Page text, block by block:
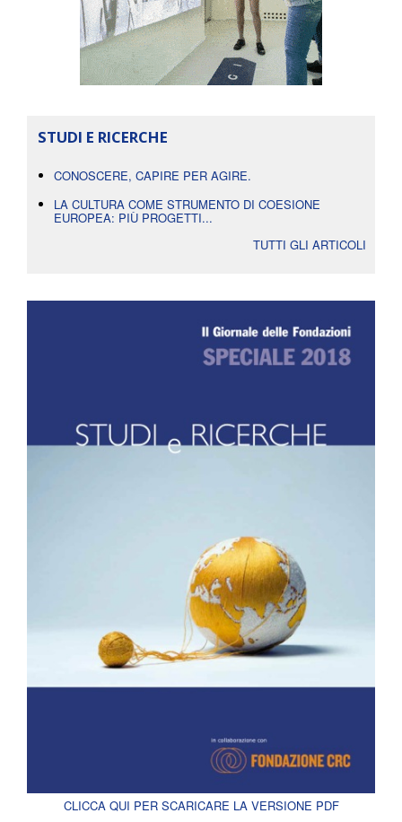
STUDI E RICERCHE
CONOSCERE, CAPIRE PER AGIRE.
LA CULTURA COME STRUMENTO DI COESIONE
EUROPEA: PIÙ PROGETTI...
TUTTI GLI ARTICOLI
CLICCA QUI PER SCARICARE LA VERSIONE PDF